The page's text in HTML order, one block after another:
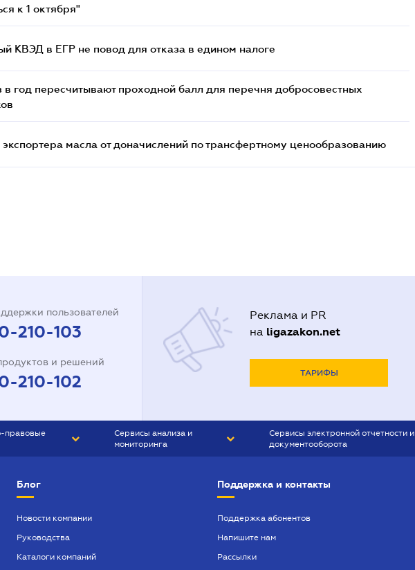
к 1 октября"
КВЭД в ЕГР не повод для отказа в едином налоге
в год пересчитывают проходной балл для перечня добросовестных
масла от доначислений по трансфертному ценообразованию
пользователей
210-103
и решений
210-102
Реклама и PR
на ligazakon.net
ТАРИФЫ
правовые
Сервисы анализа и
мониторинга
Сервисы электронной отчетности и
документооборота
Блог
Новости компании
Руководства
Каталоги компаний
Поддержка и контакты
Поддержка абонентов
Напишите нам
Рассылки